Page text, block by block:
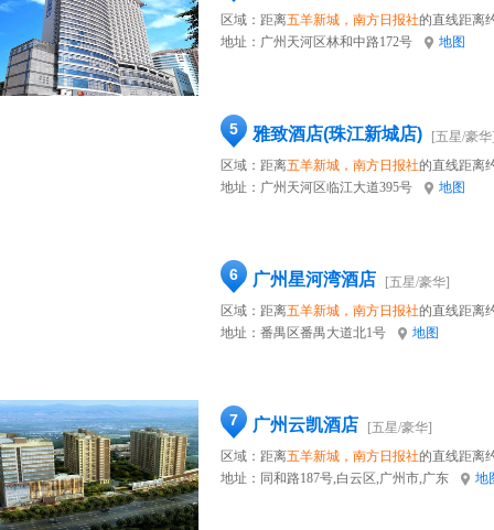
区域：距离五羊新城，南方日报社的直线距离
地址： 广州天河区林和中路172号 地图
5 雅致酒店(珠江新城店)
[五星/豪
区域：距离五羊新城，南方日报社的直线距离
地址： 广州天河区临江大道395号 地图
6 广州星河湾酒店
[五星/豪华]
区域：距离五羊新城，南方日报社的直线距离
地址： 番禺区番禺大道北1号 地图
7 广州云凯酒店
[五星/豪华]
区域：距离五羊新城，南方日报社的直线距离
地址： 同和路187号,白云区,广州市,广东 地